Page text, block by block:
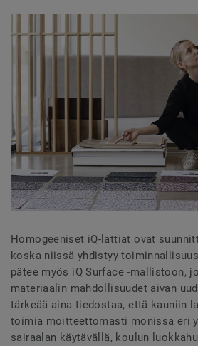
Homogeeniset iQ-lattiat ovat
koska niissä yhdistyy
pätee myös iQ Surface -mallistoon,
materiaalin mahdollisuudet aivan
tärkeää aina tiedostaa, että kauniin
toimia moitteettomasti monissa eri
sairaalan käytävällä, koulun